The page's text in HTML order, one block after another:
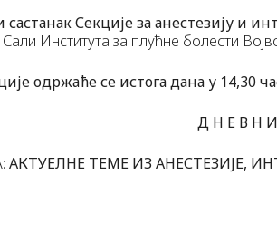
Секције за анестезију и
Сали Института за плућне болести
одржаће се истога дана у 14,30
Д Н Е В Н
АКТУЕЛНЕ ТЕМЕ ИЗ АНЕСТЕЗИЈЕ,